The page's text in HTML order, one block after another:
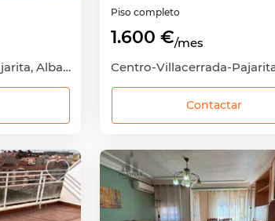
Centro-Villacerrada-Pajarita, Albacete Capital, Albacete
Piso completo
1.600 €/mes
Contactar